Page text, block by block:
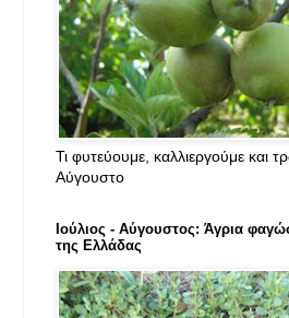
Τι φυτεύουμε, καλλιεργούμε και
Αύγουστο
Ιούλιος - Αύγουστος: Άγρια
της Ελλάδας